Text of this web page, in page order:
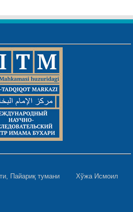
Пайариқ тумани Хўжа Исмоил